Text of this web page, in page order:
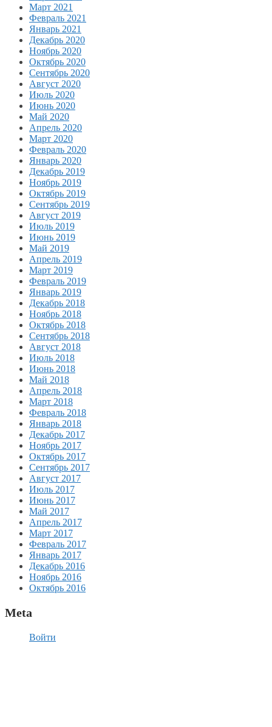
Март 2021
Февраль 2021
Январь 2021
Декабрь 2020
Ноябрь 2020
Октябрь 2020
Сентябрь 2020
Август 2020
Июль 2020
Июнь 2020
Май 2020
Апрель 2020
Март 2020
Февраль 2020
Январь 2020
Декабрь 2019
Ноябрь 2019
Октябрь 2019
Сентябрь 2019
Август 2019
Июль 2019
Июнь 2019
Май 2019
Апрель 2019
Март 2019
Февраль 2019
Январь 2019
Декабрь 2018
Ноябрь 2018
Октябрь 2018
Сентябрь 2018
Август 2018
Июль 2018
Июнь 2018
Май 2018
Апрель 2018
Март 2018
Февраль 2018
Январь 2018
Декабрь 2017
Ноябрь 2017
Октябрь 2017
Сентябрь 2017
Август 2017
Июль 2017
Июнь 2017
Май 2017
Апрель 2017
Март 2017
Февраль 2017
Январь 2017
Декабрь 2016
Ноябрь 2016
Октябрь 2016
Meta
Войти